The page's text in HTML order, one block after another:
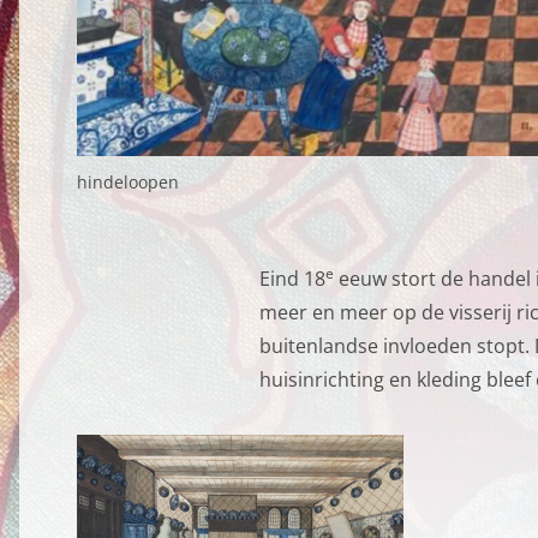
hindeloopen
Eind 18e eeuw stort de handel
meer en meer op de visserij
buitenlandse invloeden stopt.
huisinrichting en kleding
Dankzij cookies hoef
geven ons ook
Functionele
Functionele cookies
privacy voorkeur,
Functionele
Analytische
Met de analyserende
weer een beetje
mogelijk die de
opslag mogelijk,
bijvoorbeeld